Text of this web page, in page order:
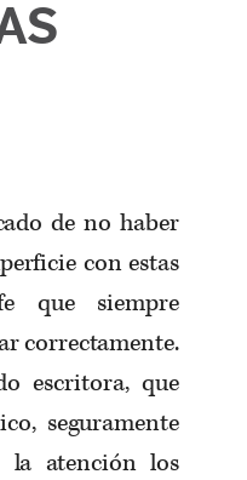
de no haber
con estas
que siempre
correctamente.
escritora, que
seguramente
la atención los